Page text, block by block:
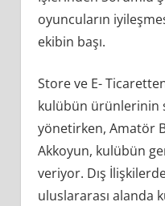
oyuncuların
ekibin başı.
Store ve E-
kulübün ürünlerinin
yönetirken, Amatör
Akkoyun, kulübün
veriyor. Dış
uluslararası alanda